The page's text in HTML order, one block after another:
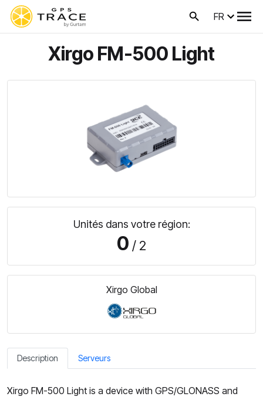
FR
Xirgo FM-500 Light
Unités dans votre région:
0 / 2
Xirgo Global
Description Serveurs
Xirgo FM-500 Light is a device with GPS/GLONASS and